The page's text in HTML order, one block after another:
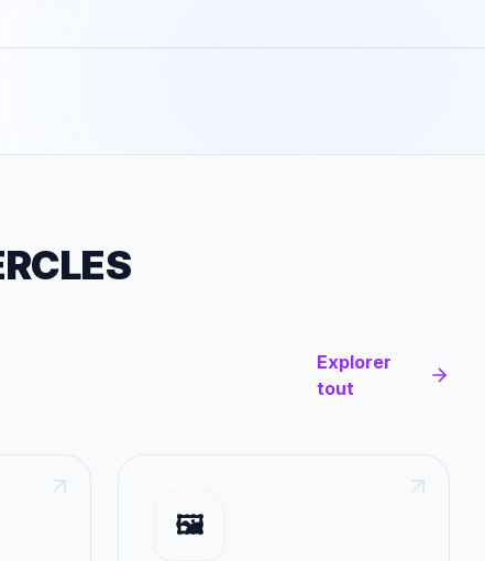
Explorer
tout
🖼️